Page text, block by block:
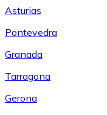
Asturias
Pontevedra
Granada
Tarragona
Gerona